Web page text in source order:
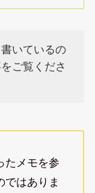
いているの
ご覧くださ
たメモを参
ではありま